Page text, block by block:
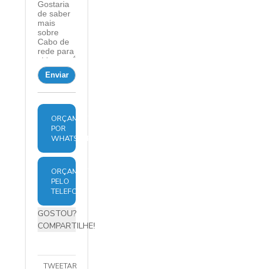
ORÇAMENTO
POR
WHATSAPP
ORÇAMENTO
PELO
TELEFONE
GOSTOU?
COMPARTILHE!
TWEETAR